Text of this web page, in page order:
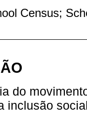
Census;
do
inclusão